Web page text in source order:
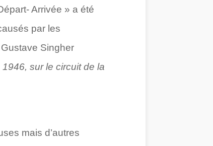
Arrivée » a été
par les
Singher
sur le circuit de la
mais d’autres